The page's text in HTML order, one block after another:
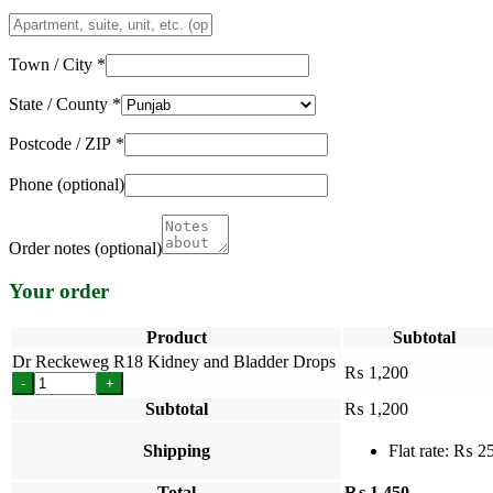
Apartment,
suite,
unit,
Town / City *
State / County *
Postcode / ZIP *
Phone (optional)
Order notes (optional)
Your order
Product
Subtotal
Dr Reckeweg R18 Kidney and Bladder Drops
- +
₨ 1,200
Subtotal
₨ 1,200
Shipping Flat rate: ₨